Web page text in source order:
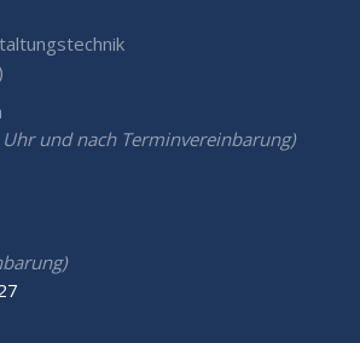
und nach Terminvereinbarung)